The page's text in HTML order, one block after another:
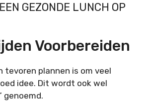
GEZONDE LUNCH OP
Voorbereiden
tevoren plannen is om veel
idee. Dit wordt ook wel
genoemd.